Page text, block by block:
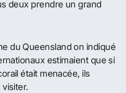
deux prendre un grand
du Queensland on indiqué
estimaient que si
était menacée, ils